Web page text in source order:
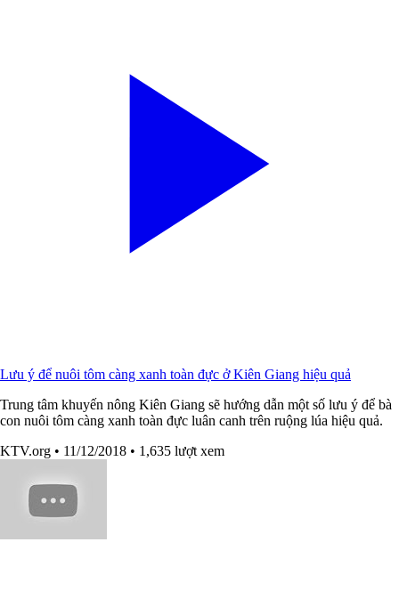
Lưu ý để nuôi tôm càng xanh toàn đực ở Kiên Giang hiệu quả
Trung tâm khuyến nông Kiên Giang sẽ hướng dẫn một số lưu ý để bà
con nuôi tôm càng xanh toàn đực luân canh trên ruộng lúa hiệu quả.
KTV.org • 11/12/2018 • 1,635 lượt xem